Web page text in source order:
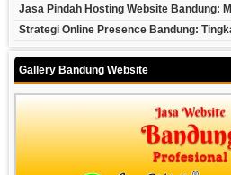
Jasa Pindah Hosting Website Bandung:
Strategi Online Presence Bandung:
Gallery Bandung Website